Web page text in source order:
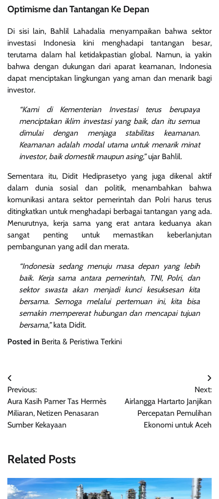
Optimisme dan Tantangan Ke Depan
Di sisi lain, Bahlil Lahadalia menyampaikan bahwa sektor
investasi Indonesia kini menghadapi tantangan besar,
terutama dalam hal ketidakpastian global. Namun, ia yakin
bahwa dengan dukungan dari aparat keamanan, Indonesia
dapat menciptakan lingkungan yang aman dan menarik bagi
investor.
“Kami di Kementerian Investasi terus berupaya
menciptakan iklim investasi yang baik, dan itu semua
dimulai dengan menjaga stabilitas keamanan.
Keamanan adalah modal utama untuk menarik minat
investor, baik domestik maupun asing,”ujar Bahlil.
Sementara itu, Didit Hediprasetyo yang juga dikenal aktif
dalam dunia sosial dan politik, menambahkan bahwa
komunikasi antara sektor pemerintah dan Polri harus terus
ditingkatkan untuk menghadapi berbagai tantangan yang ada.
Menurutnya, kerja sama yang erat antara keduanya akan
sangat penting untuk memastikan keberlanjutan
pembangunan yang adil dan merata.
“Indonesia sedang menuju masa depan yang lebih
baik. Kerja sama antara pemerintah, TNI, Polri, dan
sektor swasta akan menjadi kunci kesuksesan kita
bersama. Semoga melalui pertemuan ini, kita bisa
semakin mempererat hubungan dan mencapai tujuan
bersama,”kata Didit.
Posted in Berita & Peristiwa Terkini
Navigasi
pos
Previous:
Aura Kasih Pamer Tas Hermès
Miliaran, Netizen Penasaran
Sumber Kekayaan
Next:
Airlangga Hartarto Janjikan
Percepatan Pemulihan
Ekonomi untuk Aceh
Related Posts